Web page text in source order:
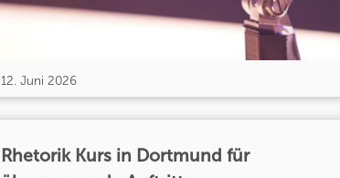
12. Juni 2026
Rhetorik Kurs in Dortmund für